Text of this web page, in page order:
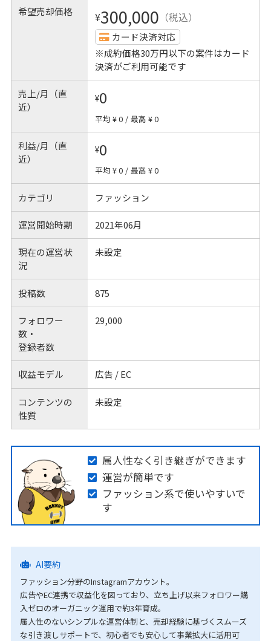
希望売却価格 ¥300,000 （税込）
カード決済対応
※成約価格30万円以下の案件はカード
決済がご利用可能です
売上/月（直
近）
¥0
平均 ¥ 0 / 最高 ¥ 0
利益/月（直
近）
¥0
平均 ¥ 0 / 最高 ¥ 0
カテゴリ ファッション
運営開始時期 2021年06月
現在の運営状
況
未設定
投稿数 875
フォロワー
数・
登録者数
29,000
収益モデル 広告 / EC
コンテンツの
性質
未設定
属人性なく引き継ぎができます
運営が簡単です
ファッション系で使いやすいで
す
AI要約
ファッション分野のInstagramアカウント。
広告やEC連携で収益化を図っており、立ち上げ以来フォロワー購
入ゼロのオーガニック運用で約3年育成。
属人性のないシンプルな運営体制と、売却経験に基づくスムーズ
な引き渡しサポートで、初心者でも安心して事業拡大に活用可